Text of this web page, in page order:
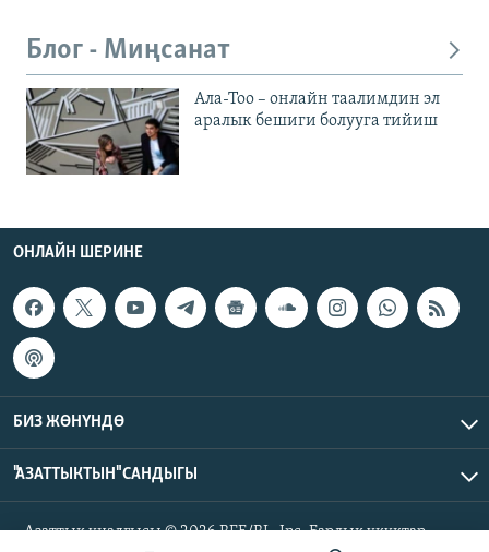
Блог - Миңсанат
Ала-Тоо – онлайн таалимдин эл
аралык бешиги болууга тийиш
ОНЛАЙН ШЕРИНЕ
БИЗ ЖӨНҮНДӨ
"АЗАТТЫКТЫН" САНДЫГЫ
Азаттык үналгысы © 2026 RFE/RL, Inc. Бардык укуктар